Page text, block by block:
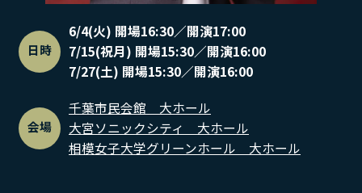
日時
6/4(火) 開場16:30／開演17:00
7/15(祝月) 開場15:30／開演16:00
7/27(土) 開場15:30／開演16:00
会場
千葉市民会館 大ホール
大宮ソニックシティ 大ホール
相模女子大学グリーンホール 大ホール